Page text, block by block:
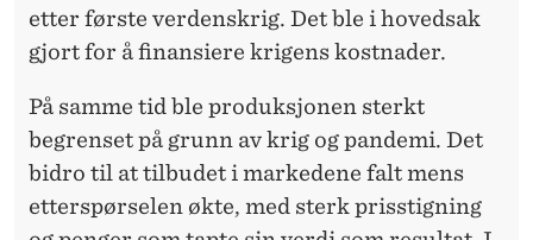
etter første verdenskrig. Det ble i hovedsak
gjort for å finansiere krigens kostnader.
På samme tid ble produksjonen sterkt
begrenset på grunn av krig og pandemi. Det
bidro til at tilbudet i markedene falt mens
etterspørselen økte, med sterk prisstigning